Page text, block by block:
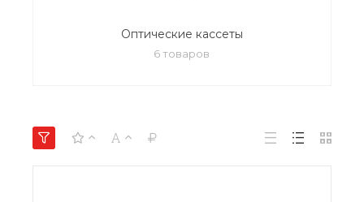
Оптические кассеты
6 товаров